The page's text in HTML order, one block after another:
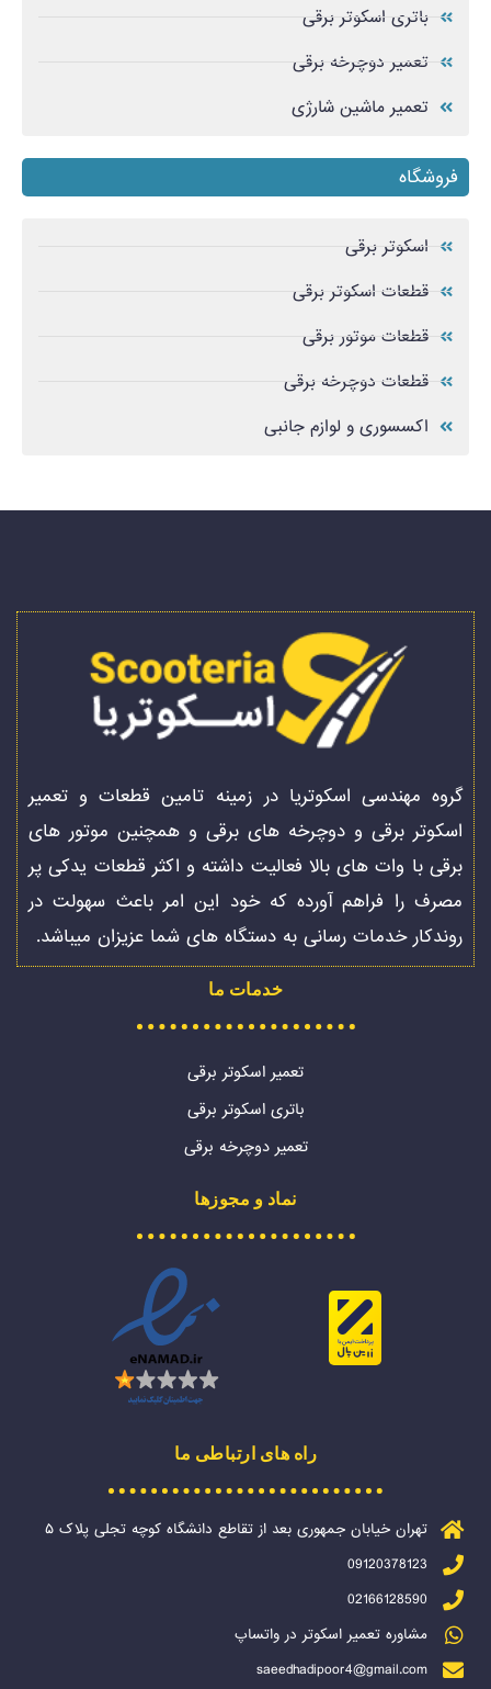
باتری اسکوتر برقی
تعمیر دوچرخه برقی
تعمیر ماشین شارژی
فروشگاه
اسکوتر برقی
قطعات اسکوتر برقی
قطعات موتور برقی
قطعات دوچرخه برقی
اکسسوری و لوازم جانبی
گروه مهندسی اسکوتریا در زمینه تامین قطعات و تعمیر
اسکوتر برقی و دوچرخه های برقی و همچنین موتور های
برقی با وات های بالا فعالیت داشته و اکثر قطعات یدکی پر
مصرف را فراهم آورده که خود این امر باعث سهولت در
روندکار خدمات رسانی به دستگاه های شما عزیزان میباشد.
خدمات ما
تعمیر اسکوتر برقی
باتری اسکوتر برقی
تعمیر دوچرخه برقی
نماد و مجوزها
راه های ارتباطی ما
تهران خیابان جمهوری بعد از تقاطع دانشگاه کوچه تجلی پلاک ۵
09120378123
02166128590
مشاوره تعمیر اسکوتر در واتساپ
saeedhadipoor4@gmail.com